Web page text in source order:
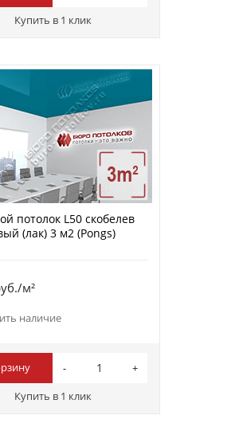
Купить в 1 клик
потолок L50 скобелев
(лак) 3 м2 (Pongs)
м²
наличие
Купить в 1 клик